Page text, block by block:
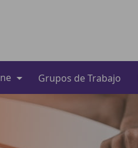
Grupos de Trabajo